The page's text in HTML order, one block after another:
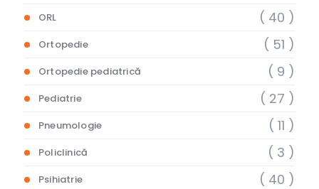
ORL ( 40 )
Ortopedie ( 51 )
Ortopedie pediatrică ( 9 )
Pediatrie ( 27 )
Pneumologie ( 11 )
Policlinică ( 3 )
Psihiatrie ( 40 )